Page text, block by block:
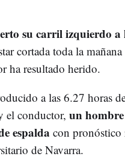
su carril izquierdo
cortada toda la
ha resultado herido.
a las 6.27 horas
el conductor, un
espalda con pronóstico
de Navarra.